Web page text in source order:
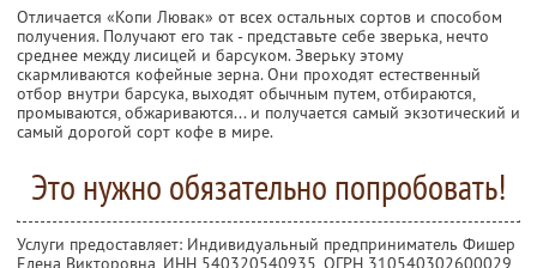
Отличается «Копи Лювак» от всех остальных сортов и способом
получения. Получают его так - представьте себе зверька, нечто
среднее между лисицей и барсуком. Зверьку этому
скармливаются кофейные зерна. Они проходят естественный
отбор внутри барсука, выходят обычным путем, отбираются,
промываются, обжариваются... и получается самый экзотический и
самый дорогой сорт кофе в мире.
Это нужно обязательно попробовать!
Услуги предоставляет: Индивидуальный предприниматель Фишер
Елена Викторовна, ИНН 540320540935, ОГРН 310540302600029